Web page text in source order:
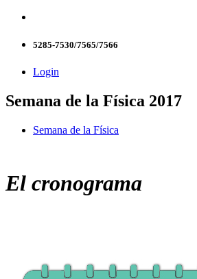
5285-7530/7565/7566
Login
Semana de la Física 2017
Semana de la Física
El cronograma